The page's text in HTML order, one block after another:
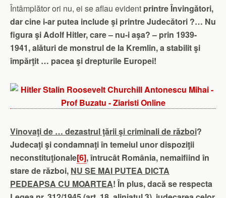
Întâmplător ori nu, ei se aflau evident printre Învingători,
dar cine i-ar putea include şi printre Judecători ?… Nu
figura şi Adolf Hitler, care – nu-i aşa? – prin 1939-
1941, alături de monstrul de la Kremlin, a stabilit şi
împărţit … pacea şi drepturile Europei!
Vinovaţi de … dezastrul ţării şi criminali de război?
Judecaţi şi condamnaţi în temeiul unor dispoziţii
neconstituţionale[6], întrucât România, nemaifiind în
stare de război, NU SE MAI PUTEA DICTA
PEDEAPSA CU MOARTEA! În plus, dacă se respecta